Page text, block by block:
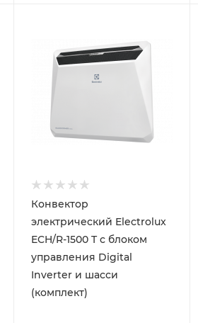
Конвектор
электрический Electrolux
ECH/R-1500 T с блоком
управления Digital
Inverter и шасси
(комплект)